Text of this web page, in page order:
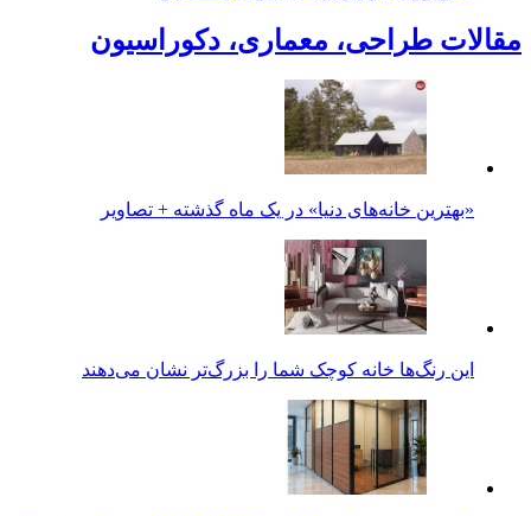
مقالات طراحی، معماری، دکوراسیون
«بهترین خانه‌های دنیا» در یک ماه گذشته + تصاویر
این رنگ‌ها خانه کوچک شما را بزرگ‌تر نشان می‌دهند